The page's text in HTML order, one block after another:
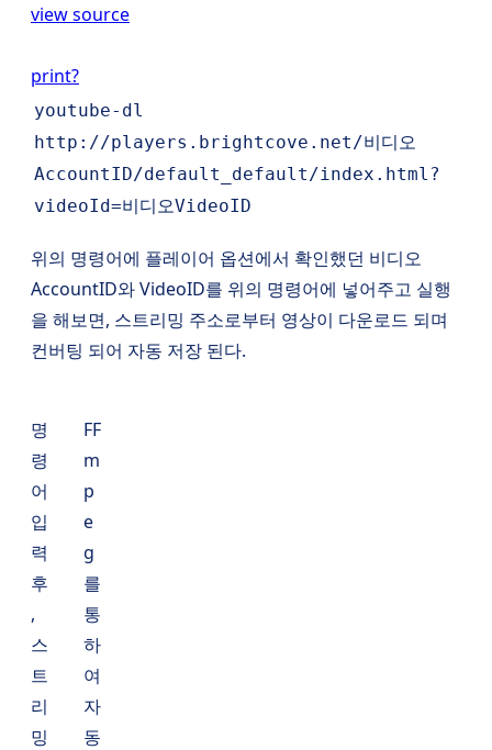
view source
print?
youtube-dl
http://players.brightcove.net/비디오
AccountID/default_default/index.html ?
videoId=비디오VideoID
위의 명령어에 플레이어 옵션에서 확인했던 비디오
AccountID와 VideoID를 위의 명령어에 넣어주고 실행
을 해보면, 스트리밍 주소로부터 영상이 다운로드 되며
컨버팅 되어 자동 저장 된다.
명
령
어
입
력
후
,
스
트
리
밍
FF
m
p
e
g
를
통
하
여
자
동